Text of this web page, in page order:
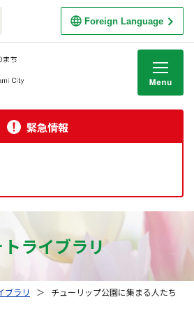
Foreign Language
緊急情報
トライブラリ
ブラリ ＞ チューリップ公園に集まる人たち